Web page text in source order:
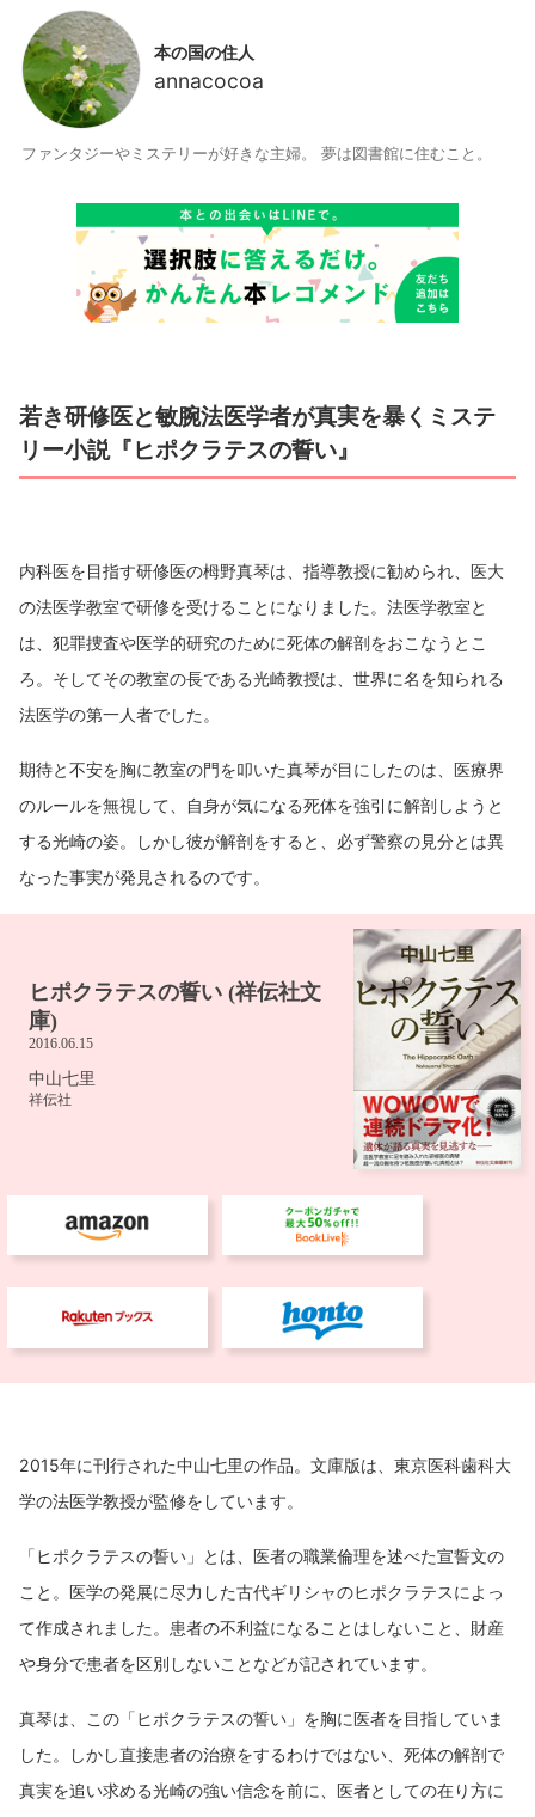
本の国の住人
annacocoa
ファンタジーやミステリーが好きな主婦。 夢は図書館に住むこと。
若き研修医と敏腕法医学者が真実を暴くミステ
リー小説『ヒポクラテスの誓い』
内科医を目指す研修医の栂野真琴は、指導教授に勧められ、医大
の法医学教室で研修を受けることになりました。法医学教室と
は、犯罪捜査や医学的研究のために死体の解剖をおこなうとこ
ろ。そしてその教室の長である光崎教授は、世界に名を知られる
法医学の第一人者でした。
期待と不安を胸に教室の門を叩いた真琴が目にしたのは、医療界
のルールを無視して、自身が気になる死体を強引に解剖しようと
する光崎の姿。しかし彼が解剖をすると、必ず警察の見分とは異
なった事実が発見されるのです。
2015年に刊行された中山七里の作品。文庫版は、東京医科歯科大
学の法医学教授が監修をしています。
「ヒポクラテスの誓い」とは、医者の職業倫理を述べた宣誓文の
こと。医学の発展に尽力した古代ギリシャのヒポクラテスによっ
て作成されました。患者の不利益になることはしないこと、財産
や身分で患者を区別しないことなどが記されています。
真琴は、この「ヒポクラテスの誓い」を胸に医者を目指していま
した。しかし直接患者の治療をするわけではない、死体の解剖で
真実を追い求める光崎の強い信念を前に、医者としての在り方に